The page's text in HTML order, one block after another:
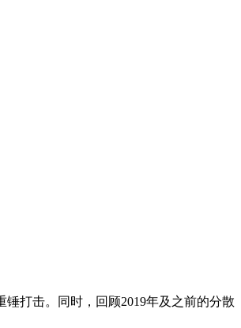
打击。同时，回顾2019年及之前的分散